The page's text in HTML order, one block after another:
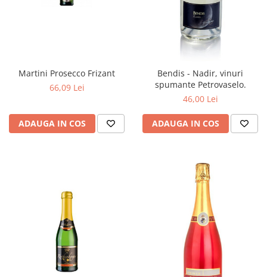
Martini Prosecco Frizant
66,09 Lei
ADAUGA IN COS
Bendis - Nadir, vinuri
spumante Petrovaselo.
46,00 Lei
ADAUGA IN COS